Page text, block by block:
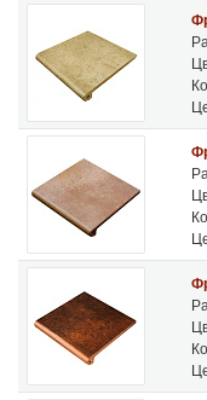
Gres de Aragon
компании на